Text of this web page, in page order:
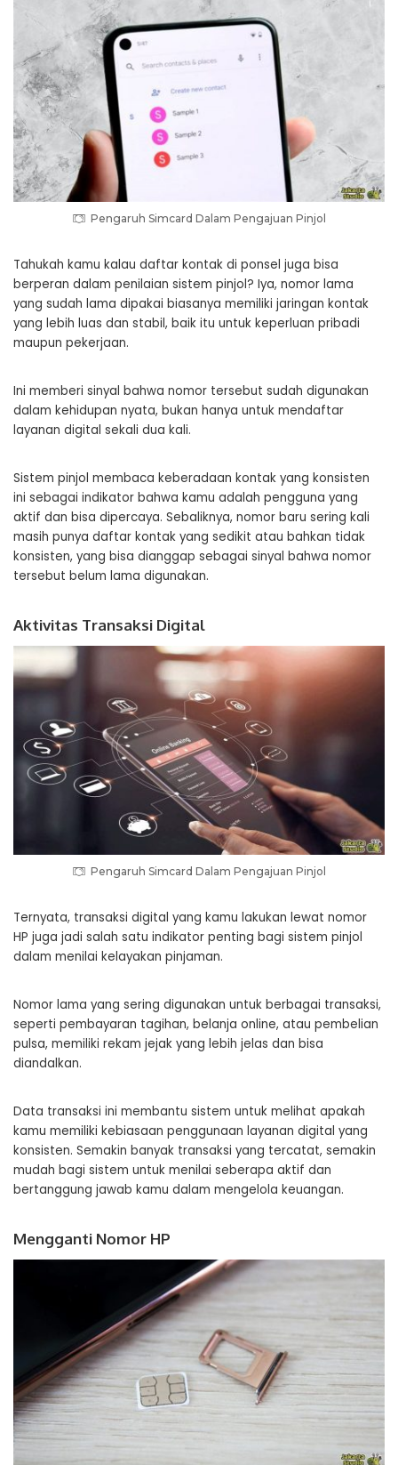
Pengaruh Simcard Dalam Pengajuan Pinjol
Tahukah kamu kalau daftar kontak di ponsel juga bisa
berperan dalam penilaian sistem pinjol? Iya, nomor lama
yang sudah lama dipakai biasanya memiliki jaringan kontak
yang lebih luas dan stabil, baik itu untuk keperluan pribadi
maupun pekerjaan.
Ini memberi sinyal bahwa nomor tersebut sudah digunakan
dalam kehidupan nyata, bukan hanya untuk mendaftar
layanan digital sekali dua kali.
Sistem pinjol membaca keberadaan kontak yang konsisten
ini sebagai indikator bahwa kamu adalah pengguna yang
aktif dan bisa dipercaya. Sebaliknya, nomor baru sering kali
masih punya daftar kontak yang sedikit atau bahkan tidak
konsisten, yang bisa dianggap sebagai sinyal bahwa nomor
tersebut belum lama digunakan.
Aktivitas Transaksi Digital
Pengaruh Simcard Dalam Pengajuan Pinjol
Ternyata, transaksi digital yang kamu lakukan lewat nomor
HP juga jadi salah satu indikator penting bagi sistem pinjol
dalam menilai kelayakan pinjaman.
Nomor lama yang sering digunakan untuk berbagai transaksi,
seperti pembayaran tagihan, belanja online, atau pembelian
pulsa, memiliki rekam jejak yang lebih jelas dan bisa
diandalkan.
Data transaksi ini membantu sistem untuk melihat apakah
kamu memiliki kebiasaan penggunaan layanan digital yang
konsisten. Semakin banyak transaksi yang tercatat, semakin
mudah bagi sistem untuk menilai seberapa aktif dan
bertanggung jawab kamu dalam mengelola keuangan.
Mengganti Nomor HP